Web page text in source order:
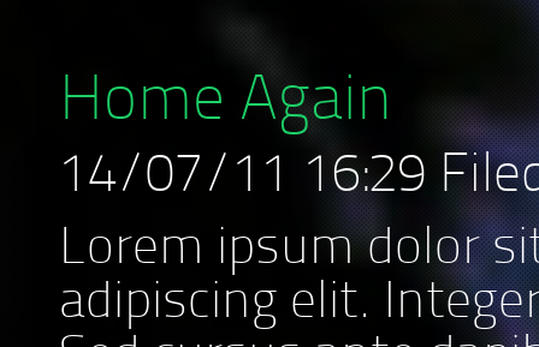
Home Again
14/07/11 16:29
Lorem ipsum dolor
adipiscing elit.